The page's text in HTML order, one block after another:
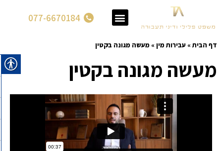
077-6670184
דף הבית » עבירות מין » מעשה מגונה בקטין
מעשה מגונה בקטין